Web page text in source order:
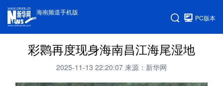
海南频道手机版
PC版本
彩鹮再度现身海南昌江海尾湿地
2025-11-13 22:20:07 来源：新华网